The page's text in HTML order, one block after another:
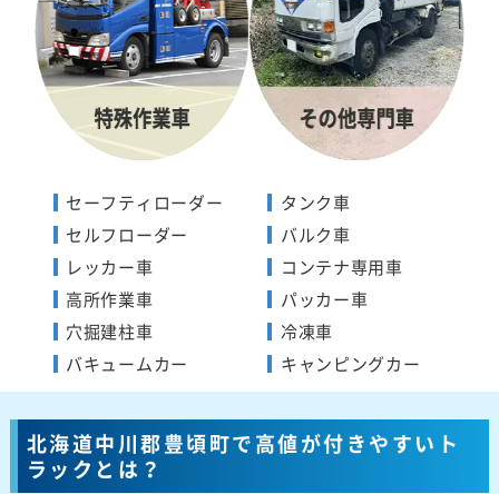
セーフティローダー
セルフローダー
レッカー車
高所作業車
穴掘建柱車
バキュームカー
タンク車
バルク車
コンテナ専用車
パッカー車
冷凍車
キャンピングカー
北海道中川郡豊頃町で高値が付きやすいト
ラックとは？